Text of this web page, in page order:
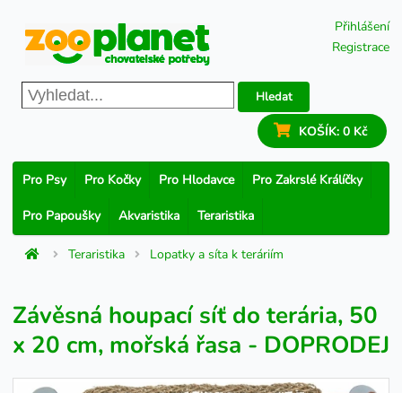
Přihlášení
Registrace
Hledat
KOŠÍK: 0 Kč
Pro Psy Pro Kočky Pro Hlodavce Pro Zakrslé Králíčky
Pro Papoušky Akvaristika Teraristika
Teraristika Lopatky a síta k teráriím
Závěsná houpací síť do terária, 50
x 20 cm, mořská řasa - DOPRODEJ